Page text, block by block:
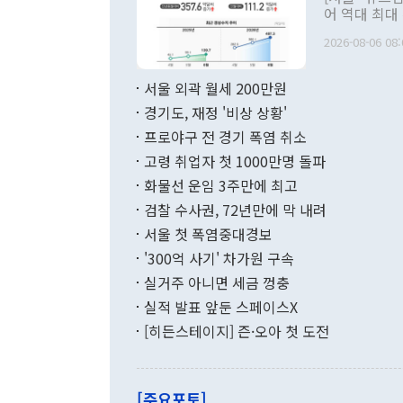
관 부처 장
관의 무리한
다. [정동영 통일부 장관이 지난달 23일 오후 서울 종로구 정부서울청사에
무너졌다고
함께 4자 대
"우리의 선
관은 업무
어 역대 최
료=한국은행] 한국은행이 6일 발표한 '2026년 6월 국제수지(잠정)'
며 월간 기
196.9% 급
수출은
기록했지만
로 전환됐다.
는 배당수입
2026-08-06
서울 외곽 월세 200만원
경기도, 재정 '비상 상황'
프로야구 전 경기 폭염 취소
고령 취업자 첫 1000만명 돌파
화물선 운임 3주만에 최고
검찰 수사권, 72년만에 막 내려
서울 첫 폭염중대경보
'300억 사기' 차가원 구속
실거주 아니면 세금 껑충
실적 발표 앞둔 스페이스X
[히든스테이지] 즌·오아 첫 도전